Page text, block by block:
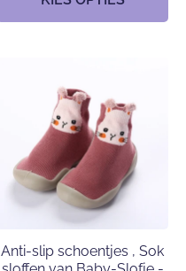
Anti-slip schoentjes , Sok